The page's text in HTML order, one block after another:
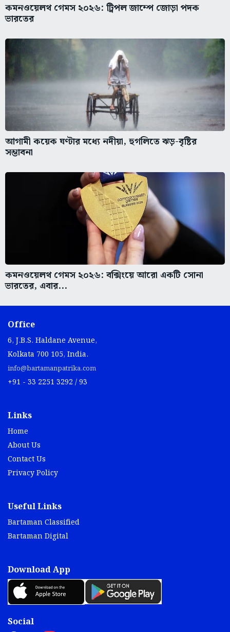
কমনওয়েলথ গেমস ২০২৬: ট্রিপল জাম্পে জোড়া পদক
ভারতের
আগামী কয়েক ঘণ্টার মধ্যে নদীয়া, হুগলিতে ঝড়-বৃষ্টির
সম্ভাবনা
কমনওয়েলথ গেমস ২০২৬: বক্সিংয়ে আরো একটি সোনা
ভারতের, এবার...
Office
6, J.B.S. Haldane Avenue,
Kolkata 700 105, India.
info@bartamanpatrika.com
+91 - 33 2251 3292 / 93
Links
Home
About Us
Contact Us
Privacy Policy
Useful Links
Bartaman Classified
Bartaman Digital
Download App
Social